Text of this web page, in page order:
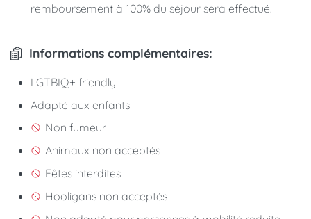
remboursement à 100% du séjour sera effectué.
Informations complémentaires:
LGTBIQ+ friendly
Adapté aux enfants
Non fumeur
Animaux non acceptés
Fêtes interdites
Hooligans non acceptés